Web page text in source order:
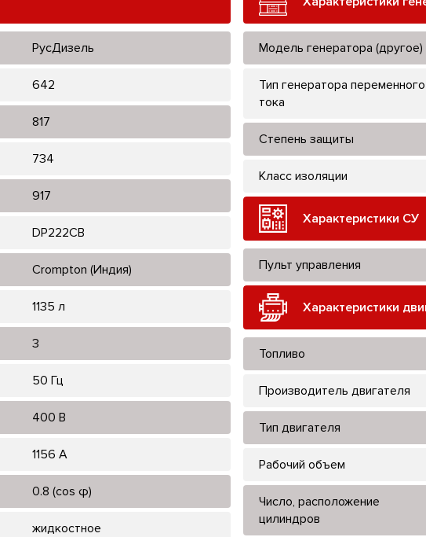
РусДизель
642
817
734
917
DP222CB
Crompton (Индия)
1135 л
3
50 Гц
400 В
1156 А
0.8 (cos φ)
жидкостное
Модель генератора (другое)
Тип генератора переменного
тока
Степень защиты
Класс изоляции
Характеристики СУ
Пульт управления
Характеристики
Топливо
Производитель двигателя
Тип двигателя
Рабочий объем
Число, расположение
цилиндров